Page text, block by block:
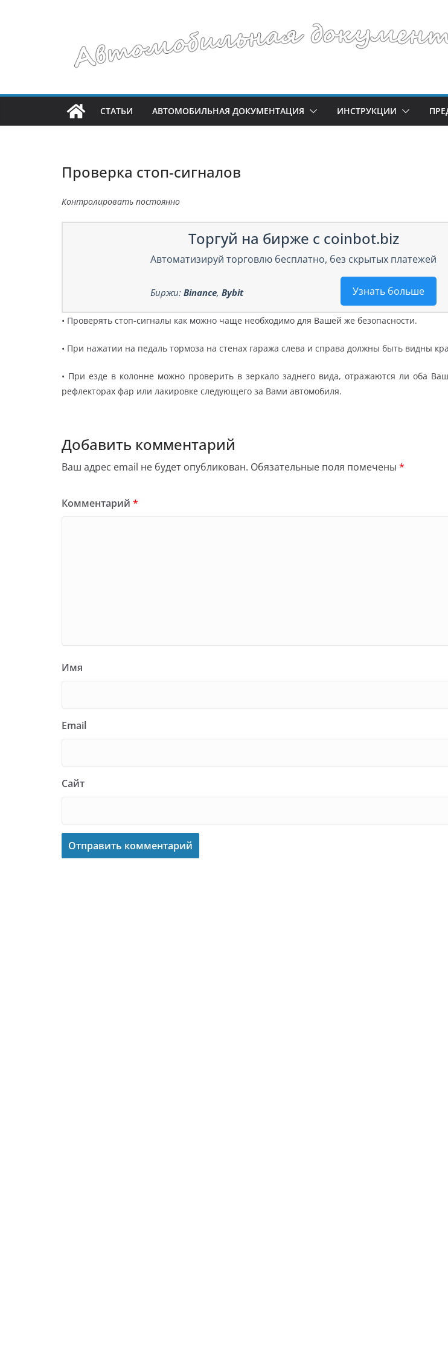
СТАТЬИ АВТОМОБИЛЬНАЯ ДОКУМЕНТАЦИЯ ИНСТРУКЦИИ
Проверка стоп-сигналов
Контролировать постоянно
Торгуй на бирже с coinbot.biz
Автоматизируй торговлю бесплатно, без скрытых платежей
Узнать больше
Биржи: Binance, Bybit
• Проверять стоп-сигналы как можно чаще необходимо для Вашей же безопасности.
• При нажатии на педаль тормоза на стенах гаража слева и справа должны быть видны
• При езде в колонне можно проверить в зеркало заднего вида, отражаются ли оба
рефлекторах фар или лакировке следующего за Вами автомобиля.
Добавить комментарий
Ваш адрес email не будет опубликован. Обязательные поля помечены *
Комментарий *
Имя
Email
Сайт